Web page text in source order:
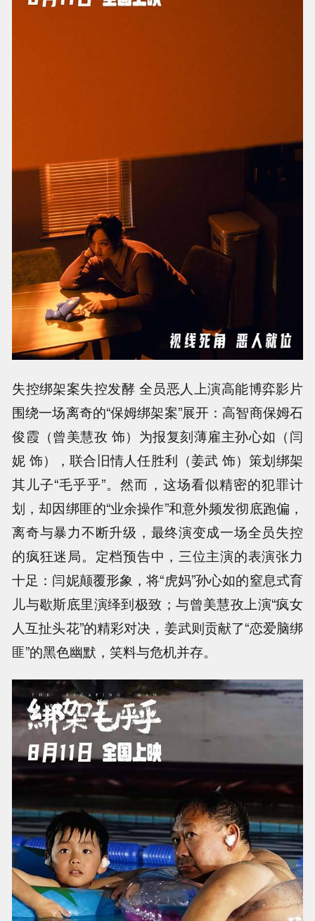
失控绑架案失控发酵 全员恶人上演高能博弈影片
围绕一场离奇的“保姆绑架案”展开：高智商保姆石
俊霞（曾美慧孜 饰）为报复刻薄雇主孙心如（闫
妮 饰），联合旧情人任胜利（姜武 饰）策划绑架
其儿子“毛乎乎”。然而，这场看似精密的犯罪计
划，却因绑匪的“业余操作”和意外频发彻底跑偏，
离奇与暴力不断升级，最终演变成一场全员失控
的疯狂迷局。定档预告中，三位主演的表演张力
十足：闫妮颠覆形象，将“虎妈”孙心如的窒息式育
儿与歇斯底里演绎到极致；与曾美慧孜上演“疯女
人互扯头花”的精彩对决，姜武则贡献了“恋爱脑绑
匪”的黑色幽默，笑料与危机并存。